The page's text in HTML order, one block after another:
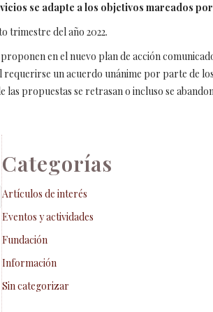
se adapte a los objetivos marcados
trimestre del año 2022.
en el nuevo plan de acción
un acuerdo unánime por parte de
propuestas se retrasan o incluso se
Categorías
Artículos de interés
Eventos y actividades
Fundación
Información
Sin categorizar